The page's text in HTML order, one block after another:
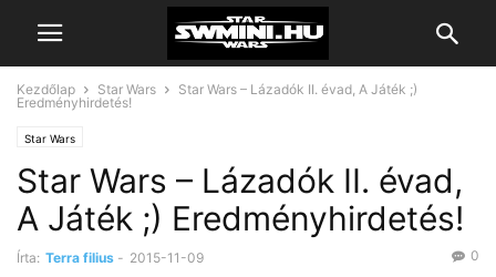
Kezdőlap Star Wars
Star Wars – Lázadók II. évad, A Játék ;)
Eredményhirdetés!
Star Wars
Star Wars – Lázadók II. évad,
A Játék ;) Eredményhirdetés!
Írta: Terra filius - 2015-11-09 0